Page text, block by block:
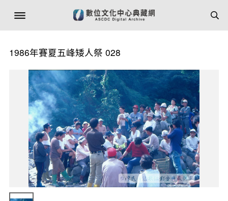
1986年賽夏五峰矮人祭 028